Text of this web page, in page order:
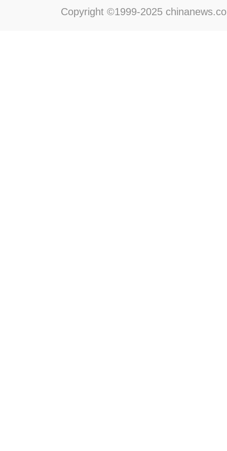
Copyright ©1999-2025